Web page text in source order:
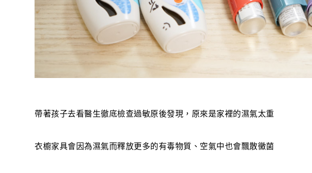
帶著孩子去看醫生徹底檢查過敏原後發現，原來是家裡的濕氣太重
衣櫥家具會因為濕氣而釋放更多的有毒物質、空氣中也會飄散黴菌